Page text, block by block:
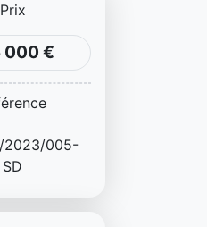
Prix
000 €
2023/005-
SD